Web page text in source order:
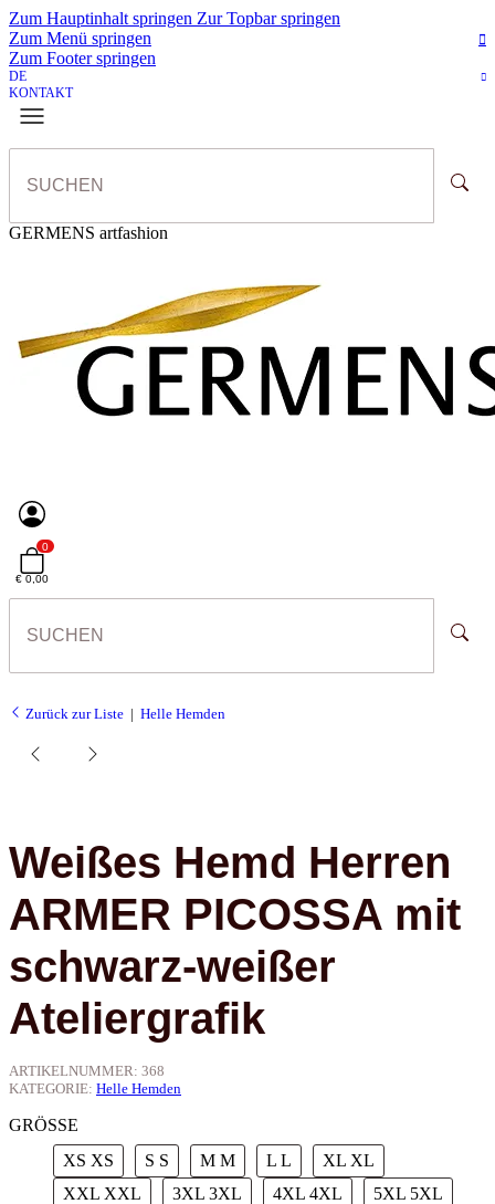
Zum Hauptinhalt springen Zur Topbar springen
Zum Menü springen
Zum Footer springen
DE
KONTAKT
GERMENS artfashion
0
€ 0,00
Zurück zur Liste Helle Hemden
Weißes Hemd Herren
ARMER PICOSSA mit
schwarz-weißer
Ateliergrafik
ARTIKELNUMMER: 368
KATEGORIE: Helle Hemden
GRÖSSE
XS XS S S M M L L XL XL
XXL XXL 3XL 3XL 4XL 4XL 5XL 5XL